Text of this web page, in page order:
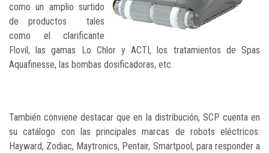
como un amplio surtido
de productos tales
como el clarificante
Flovil, las gamas Lo Chlor y ACTI, los tratamientos de Spas
Aquafinesse, las bombas dosificadoras, etc.
También conviene destacar que en la distribución, SCP cuenta en
su catálogo con las principales marcas de robots eléctricos:
Hayward, Zodiac, Maytronics, Pentair, Smartpool, para responder a